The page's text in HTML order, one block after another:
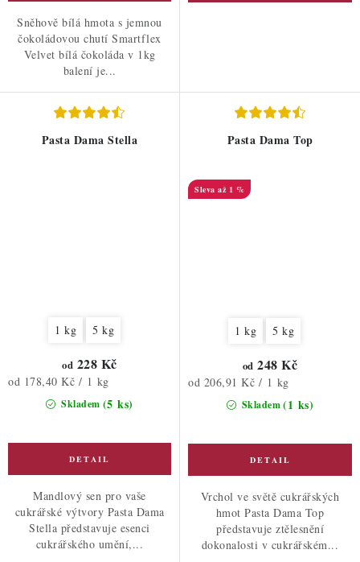
Sněhově bílá hmota s jemnou
čokoládovou chutí Smartflex
Velvet bílá čokoláda v 1kg
balení je...
Pasta Dama Stella
1 kg 5 kg
Skladem (5 ks)
od 228 Kč
Měrná
od 178,40 Kč / 1 kg
Mandlový sen pro vaše
cukrářské výtvory Pasta Dama
Stella představuje esenci
cukrářského umění,...
Pasta Dama Top
až 1 %
1 kg 5 kg
Skladem(1 ks)
od 248 Kč
Měrná
od 206,91 Kč / 1 kg
Vrchol ve světě cukrářských
hmot Pasta Dama Top
představuje ztělesnění
dokonalosti v cukrářském...